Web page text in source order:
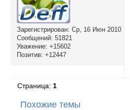
Зарегистрирован: Ср, 16 Июн 2010
Сообщений: 51821
Уважение: +15602
Позитив: +12447
Страница: 1
Похожие темы